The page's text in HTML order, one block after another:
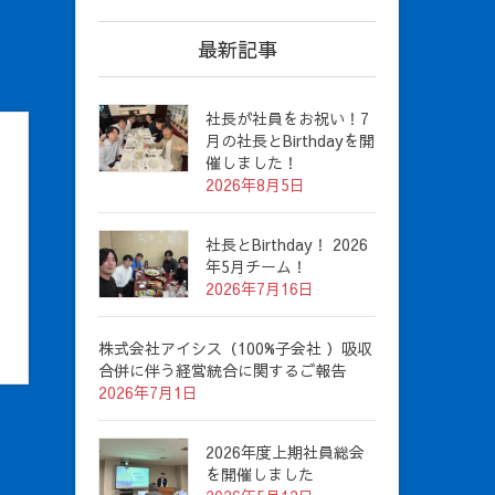
最新記事
社長が社員をお祝い！7
月の社長とBirthdayを開
催しました！
2026年8月5日
社長とBirthday！ 2026
年5月チーム！
2026年7月16日
株式会社アイシス（100%子会社 ）吸収
合併に伴う経営統合に関するご報告
2026年7月1日
2026年度上期社員総会
を開催しました